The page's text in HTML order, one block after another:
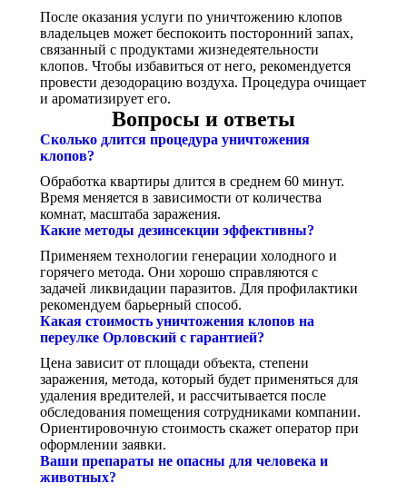
После оказания услуги по уничтожению клопов
владельцев может беспокоить посторонний запах,
связанный с продуктами жизнедеятельности
клопов. Чтобы избавиться от него, рекомендуется
провести дезодорацию воздуха. Процедура очищает
и ароматизирует его.
Вопросы и ответы
Сколько длится процедура уничтожения
клопов?
Обработка квартиры длится в среднем 60 минут.
Время меняется в зависимости от количества
комнат, масштаба заражения.
Какие методы дезинсекции эффективны?
Применяем технологии генерации холодного и
горячего метода. Они хорошо справляются с
задачей ликвидации паразитов. Для профилактики
рекомендуем барьерный способ.
Какая стоимость уничтожения клопов на
переулке Орловский с гарантией?
Цена зависит от площади объекта, степени
заражения, метода, который будет применяться для
удаления вредителей, и рассчитывается после
обследования помещения сотрудниками компании.
Ориентировочную стоимость скажет оператор при
оформлении заявки.
Ваши препараты не опасны для человека и
животных?